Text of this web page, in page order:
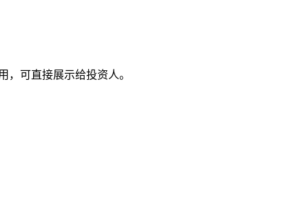
，可直接展示给投资人。